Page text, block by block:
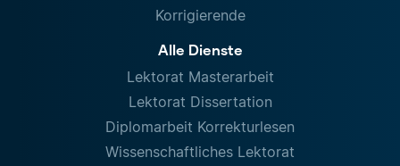
Korrigierende
Alle Dienste
Lektorat Masterarbeit
Lektorat Dissertation
Diplomarbeit Korrekturlesen
Wissenschaftliches Lektorat